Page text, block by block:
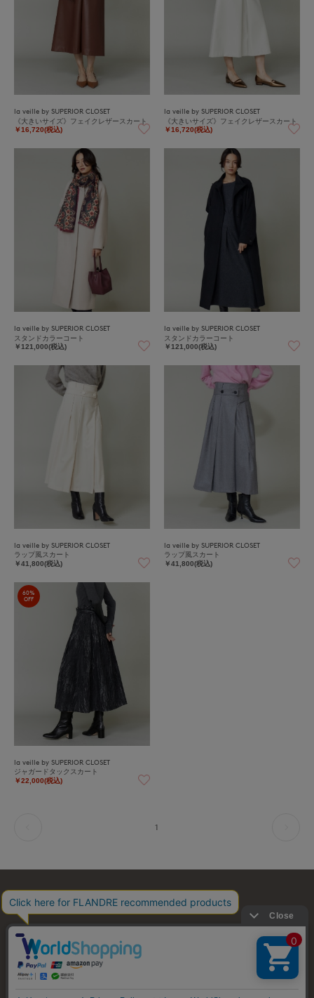
la veille by SUPERIOR CLOSET
《大きいサイズ》フェイクレザースカート
￥16,720(税込)
la veille by SUPERIOR CLOSET
《大きいサイズ》フェイクレザースカート
￥16,720(税込)
la veille by SUPERIOR CLOSET
スタンドカラーコート
￥121,000(税込)
la veille by SUPERIOR CLOSET
スタンドカラーコート
￥121,000(税込)
la veille by SUPERIOR CLOSET
ラップ風スカート
￥41,800(税込)
la veille by SUPERIOR CLOSET
ラップ風スカート
￥41,800(税込)
60%
OFF
la veille by SUPERIOR CLOSET
ジャガードタックスカート
￥22,000(税込)
1
お問い合わせ 利用規約 プライバシーポリシー
特定商取引・古物営業法に基づく表示